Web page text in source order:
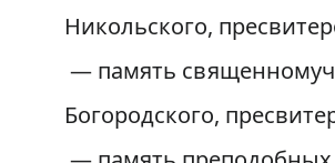
Никольского,
— память
Богородского,